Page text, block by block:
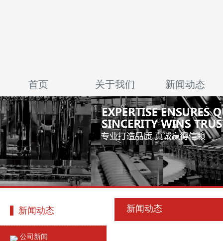
首页 关于我们 新闻动态
新闻动态
公司新闻
新闻动态